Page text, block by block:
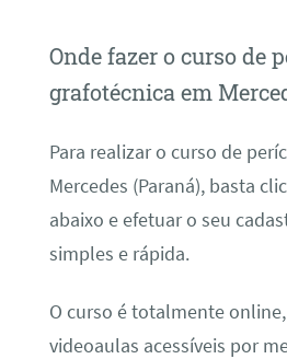
Onde fazer o curso de
grafotécnica em
Para realizar o curso de
Mercedes (Paraná), basta
abaixo e efetuar o seu
simples e rápida.
O curso é totalmente
videoaulas acessíveis por